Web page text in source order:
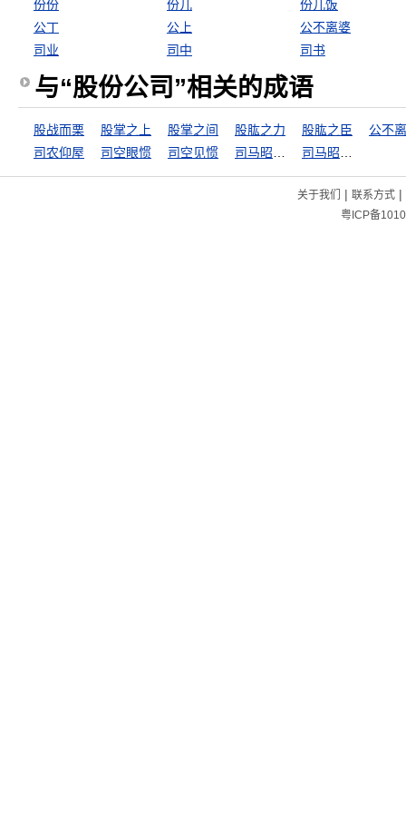
份份
份儿
份儿饭
公丁
公上
公不离婆
司业
司中 司书
与“股份公司”相关的成语
股战而栗 股掌之上 股掌之间 股肱之力 股肱之臣
公不
司农仰屋
司空眼惯 司空见惯
关于我们 | 联系方式|
粤ICP备